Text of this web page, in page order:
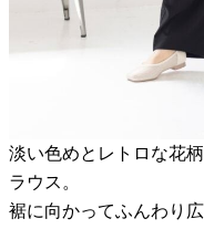
淡い色めとレトロな花
ラウス。
裾に向かってふんわり